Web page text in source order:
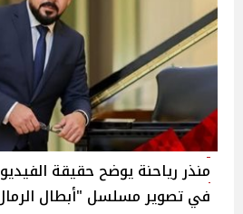
منذر رياحنة يوضح حقيقة
في تصوير مسلسل "أبطال